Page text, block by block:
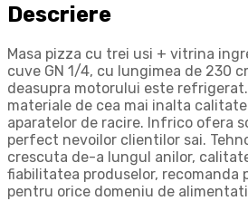
Descriere
Masa pizza cu trei usi + vitrina
cuve GN 1/4, cu lungimea de 230
deasupra motorului este
materiale de cea mai inalta
aparatelor de racire. Infrico ofera
perfect nevoilor clientilor sai.
crescuta de-a lungul anilor,
fiabilitatea produselor, recomanda
pentru orice domeniu de